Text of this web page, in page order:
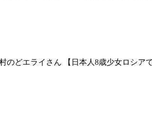
どエライさん 【日本人8歳少女ロシア